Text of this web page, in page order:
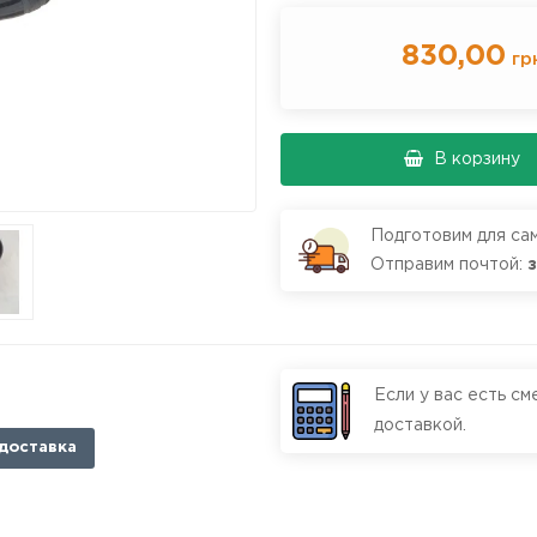
830,00
В корзину
Подготовим для
Отправим почтой:
Если у вас есть
доставкой.